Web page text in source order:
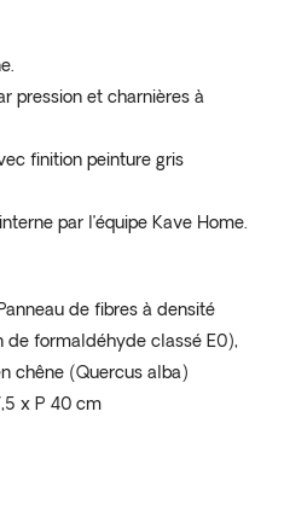
pression et charnières à
finition peinture gris
par l’équipe Kave Home.
de fibres à densité
de formaldéhyde classé E0),
chêne (Quercus alba)
x P 40 cm